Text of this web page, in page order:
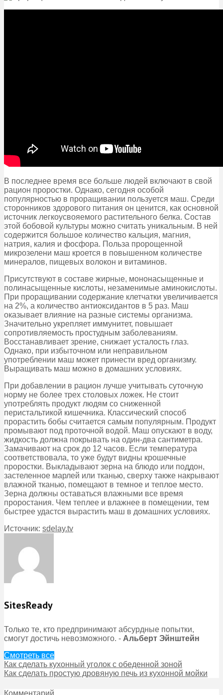
В последнее время все больше людей включают в свой
рацион проростки. Однако, сегодня особой
популярностью в проращивании пользуется маш. Среди
сторонников здорового питания он ценится, как основной
источник легкоусвояемого растительного белка. Состав
этой бобовой культуры можно считать уникальным. В ней
содержится большое количество кальция, магния,
натрия, калия и фосфора. Польза пророщенной
микрозелени маш кроется в повышенном количестве
минералов, пищевых волокон и витаминов.
Присутствуют в составе жирные, мононасыщенные и
полинасыщенные кислоты, незаменимые аминокислоты.
При проращивании содержание клетчатки увеличивается
на 2%, а количество антиоксидантов в 5 раз. Маш
оказывает влияние на разные системы организма.
Значительно укрепляет иммунитет, повышает
сопротивляемость простудным заболеваниям.
Восстанавливает зрение, снижает усталость глаз.
Однако, при избыточном или неправильном
употреблении маш может принести вред организму.
Выращивать маш можно в домашних условиях.
При добавлении в рацион лучше учитывать суточную
норму не более трех столовых ложек. Не стоит
употреблять продукт людям со сниженной
перистальтикой кишечника. Классический способ
прорастить бобы считается самым популярным. Продукт
промывают под проточной водой. Маш опускают в воду,
жидкость должна покрывать на один-два сантиметра.
Замачивают на срок до 12 часов. Если температура
соответствовала, то уже будут видны крошечные
проростки. Выкладывают зерна на блюдо или поддон,
застеленное марлей или тканью, сверху также накрывают
влажной тканью, помещают в темное и теплое место.
Зерна должны оставаться влажными все время
проростания. Чем теплее и влажнее в помещении, тем
быстрее удастся вырастить маш в домашних условиях.
Источник: sdelay.tv
SitesReady
Только те, кто предпринимают абсурдные попытки,
смогут достичь невозможного. - Альберт Эйнштейн
Смотреть все
Как сделать кухонный уголок с обеденной зоной
Как сделать простую дровяную печь из кухонной мойки
Комментарий